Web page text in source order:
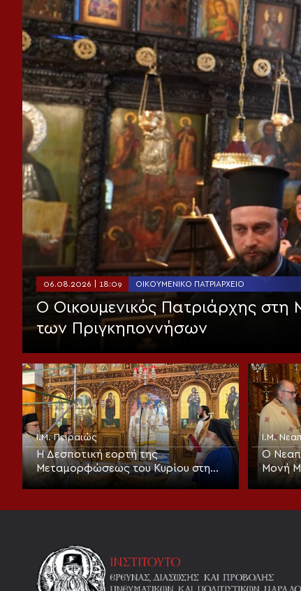
06.08.2026 | 18:09 ΟΙΚΟΥΜΕΝΙΚΌ ΠΑΤΡΙΑΡΧΕΊΟ
Ο Οικουμενικός Πατριάρχης
των Πριγκηποννήσων
Ι.Μ. Πειραιώς
Η Δεσποτική εορτή της
Μεταμορφώσεως του Κυρίου στη
Μητρόπολη Πειραιώς
Ι.Μ.
Ο
Μονή